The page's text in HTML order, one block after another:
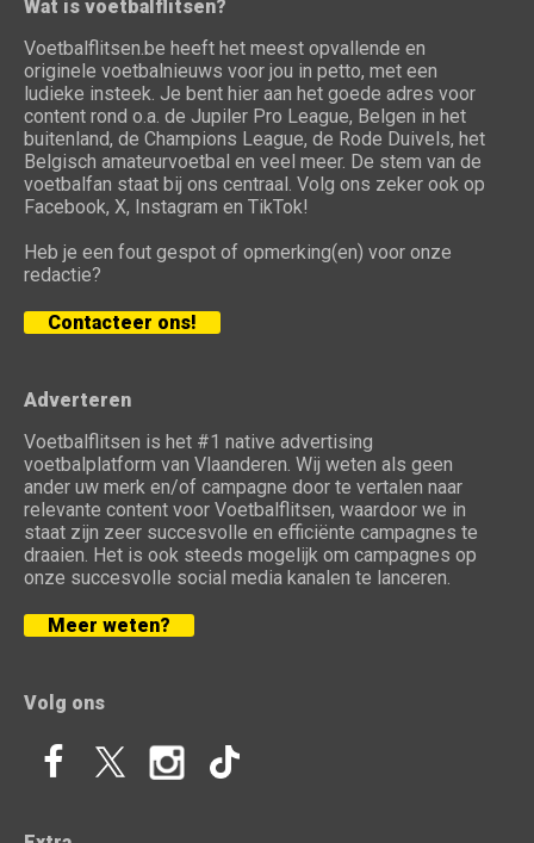
Wat is voetbalflitsen?
Voetbalflitsen.be heeft het meest opvallende en
originele voetbalnieuws voor jou in petto, met een
ludieke insteek. Je bent hier aan het goede adres voor
content rond o.a. de Jupiler Pro League, Belgen in het
buitenland, de Champions League, de Rode Duivels, het
Belgisch amateurvoetbal en veel meer. De stem van de
voetbalfan staat bij ons centraal. Volg ons zeker ook op
Facebook, X, Instagram en TikTok!
Heb je een fout gespot of opmerking(en) voor onze
redactie?
Contacteer ons!
Adverteren
Voetbalflitsen is het #1 native advertising
voetbalplatform van Vlaanderen. Wij weten als geen
ander uw merk en/of campagne door te vertalen naar
relevante content voor Voetbalflitsen, waardoor we in
staat zijn zeer succesvolle en efficiënte campagnes te
draaien. Het is ook steeds mogelijk om campagnes op
onze succesvolle social media kanalen te lanceren.
Meer weten?
Volg ons